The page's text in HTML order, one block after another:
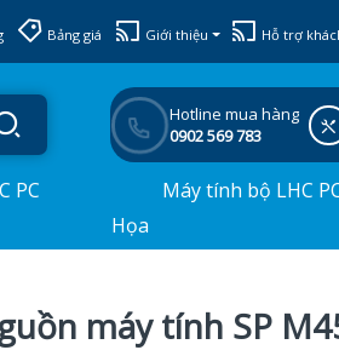
Bảng giá Giới thiệu Hỗ trợ
Hotline mua hàng
0902 569 783
PC
Máy tính bộ LHC
Họa
máy tính SP